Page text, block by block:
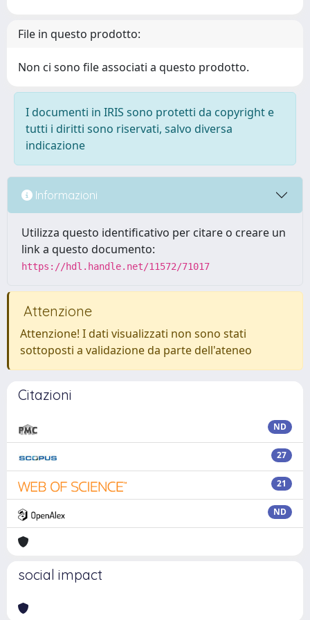
File in questo prodotto:
Non ci sono file associati a questo prodotto.
I documenti in IRIS sono protetti da copyright e
tutti i diritti sono riservati, salvo diversa
indicazione
Informazioni
Utilizza questo identificativo per citare o creare un
link a questo documento:
https://hdl.handle.net/11572/71017
Attenzione
Attenzione! I dati visualizzati non sono stati
sottoposti a validazione da parte dell'ateneo
Citazioni
ND
27
21
ND
social impact